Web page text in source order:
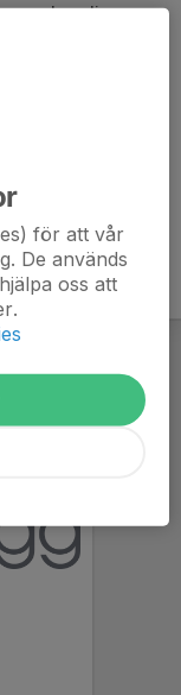
två går det
för att vår
De används
oss att